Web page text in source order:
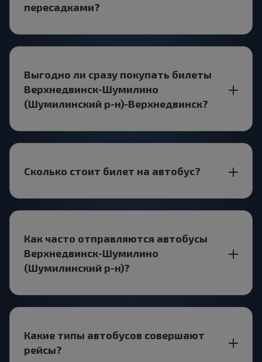
пересадками?
Выгодно ли сразу покупать билеты
Верхнедвинск-Шумилино
(Шумилинский р-н)-Верхнедвинск?
Сколько стоит билет на автобус?
Как часто отправляются автобусы
Верхнедвинск-Шумилино
(Шумилинский р-н)?
Какие типы автобусов совершают
рейсы?